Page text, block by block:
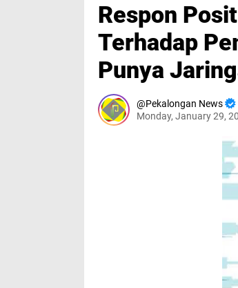
Respon
Terhadap
Punya
Pekalongan News
Monday, January 29,